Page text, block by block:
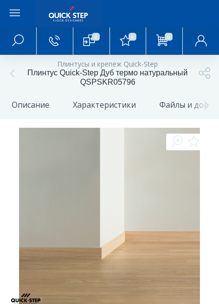
0 0 0
Плинтусы и крепеж Quick-Step
Плинтус Quick-Step Дуб термо натуральный
QSPSKR05796
Описание Характеристики Файлы и
Главное меню
Главная
О магазине
Монтаж